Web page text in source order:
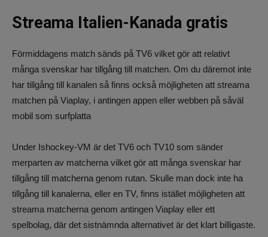
Streama Italien-Kanada gratis
Förmiddagens match sänds på TV6 vilket gör att relativt
många svenskar har tillgång till matchen. Om du däremot inte
har tillgång till kanalen så finns också möjligheten att streama
matchen på Viaplay, i antingen appen eller webben på såväl
mobil som surfplatta
Under Ishockey-VM är det TV6 och TV10 som sänder
merparten av matcherna vilket gör att många svenskar har
tillgång till matcherna genom rutan. Skulle man dock inte ha
tillgång till kanalerna, eller en TV, finns istället möjligheten att
streama matcherna genom antingen Viaplay eller ett
spelbolag, där det sistnämnda alternativet är det klart billigaste.